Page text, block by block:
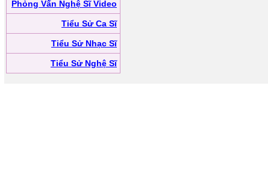
Phỏng Vấn Nghệ Sĩ Video
Tiểu Sử Ca Sĩ
Tiểu Sử Nhạc Sĩ
Tiểu Sử Nghệ Sĩ